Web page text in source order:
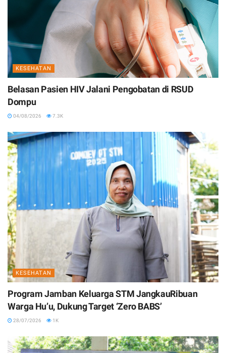
KESEHATAN
Belasan Pasien HIV Jalani Pengobatan di RSUD
Dompu
04/08/2026 7.3K
KESEHATAN
Program Jamban Keluarga STM JangkauRibuan
Warga Hu’u, Dukung Target ‘Zero BABS’
28/07/2026 1K